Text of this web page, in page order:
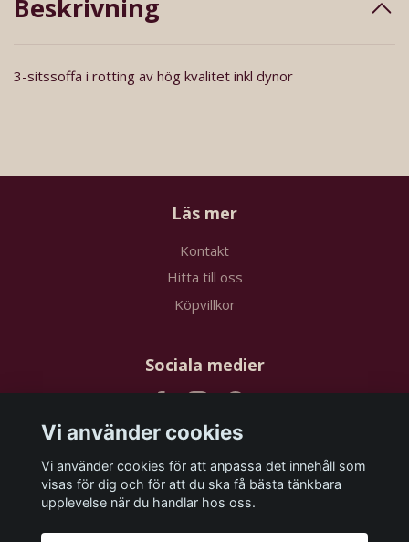
Beskrivning
3-sitssoffa i rotting av hög kvalitet inkl dynor
Läs mer
Kontakt
Hitta till oss
Köpvillkor
Sociala medier
Prenumerera på vårt nyhetsbrev
Vi använder cookies
Vi använder cookies för att anpassa det innehåll som
visas för dig och för att du ska få bästa tänkbara
upplevelse när du handlar hos oss.